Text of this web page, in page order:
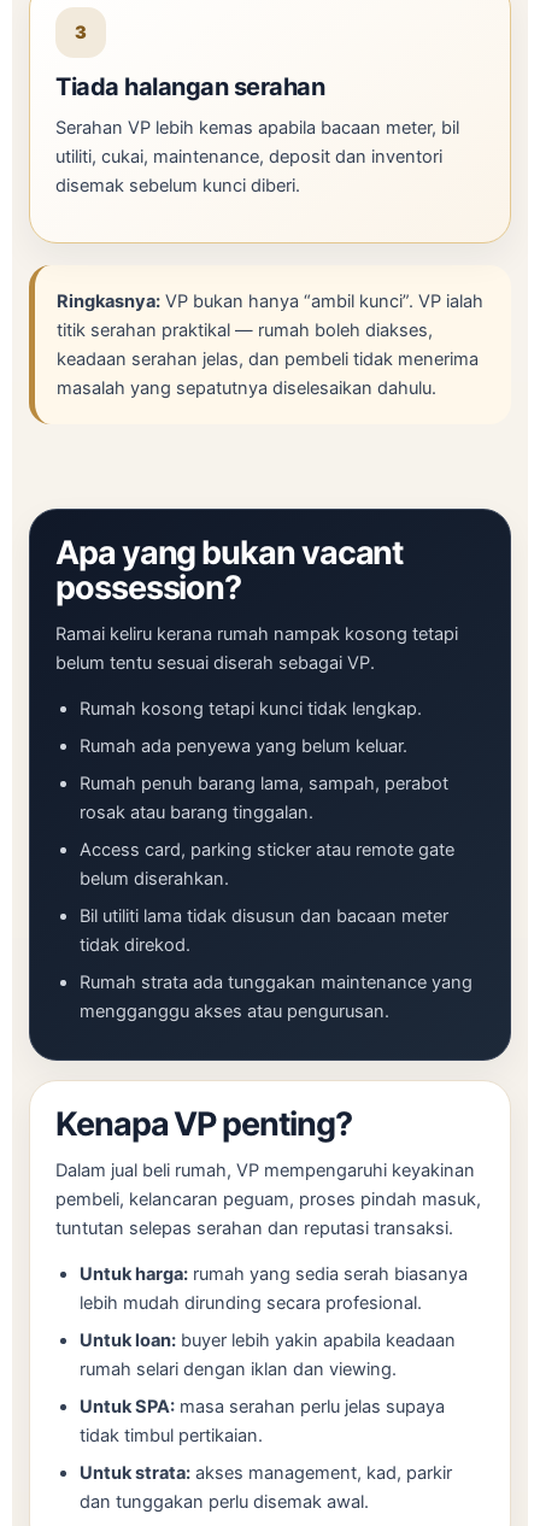
3
Tiada halangan serahan
Serahan VP lebih kemas apabila bacaan meter, bil
utiliti, cukai, maintenance, deposit dan inventori
disemak sebelum kunci diberi.
Ringkasnya: VP bukan hanya “ambil kunci”. VP ialah
titik serahan praktikal — rumah boleh diakses,
keadaan serahan jelas, dan pembeli tidak menerima
masalah yang sepatutnya diselesaikan dahulu.
Apa yang bukan vacant
possession?
Ramai keliru kerana rumah nampak kosong tetapi
belum tentu sesuai diserah sebagai VP.
Rumah kosong tetapi kunci tidak lengkap.
Rumah ada penyewa yang belum keluar.
Rumah penuh barang lama, sampah, perabot
rosak atau barang tinggalan.
Access card, parking sticker atau remote gate
belum diserahkan.
Bil utiliti lama tidak disusun dan bacaan meter
tidak direkod.
Rumah strata ada tunggakan maintenance yang
mengganggu akses atau pengurusan.
Kenapa VP penting?
Dalam jual beli rumah, VP mempengaruhi keyakinan
pembeli, kelancaran peguam, proses pindah masuk,
tuntutan selepas serahan dan reputasi transaksi.
Untuk harga: rumah yang sedia serah biasanya
lebih mudah dirunding secara profesional.
Untuk loan: buyer lebih yakin apabila keadaan
rumah selari dengan iklan dan viewing.
Untuk SPA: masa serahan perlu jelas supaya
tidak timbul pertikaian.
Untuk strata: akses management, kad, parkir
dan tunggakan perlu disemak awal.